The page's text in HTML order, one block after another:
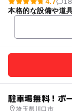
本格的な設備や道
駐車場無料！ボ
埼玉県川口市